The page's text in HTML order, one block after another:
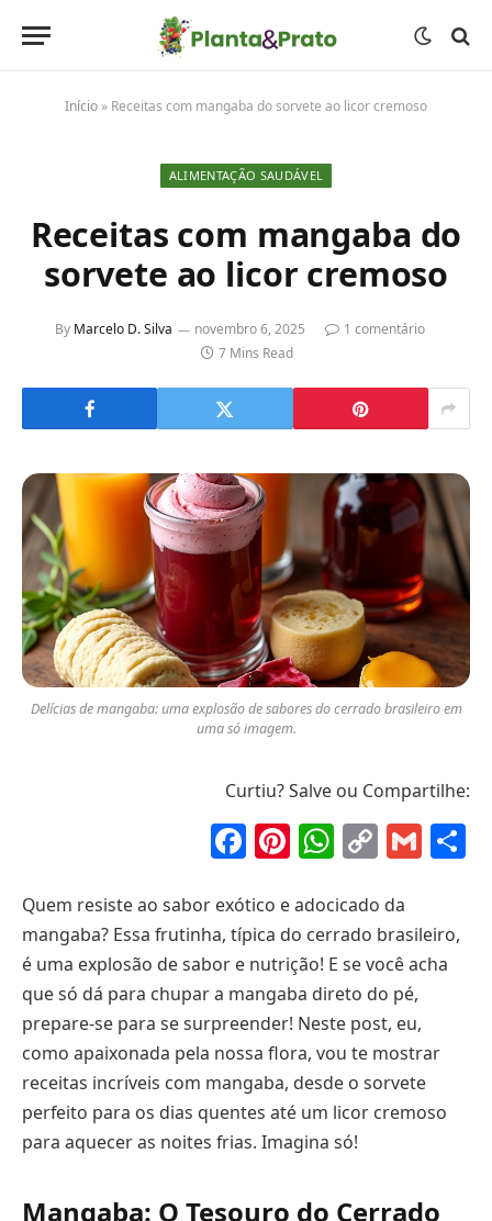
Início » Receitas com mangaba do sorvete ao licor cremoso
ALIMENTAÇÃO SAUDÁVEL
Receitas com mangaba do
sorvete ao licor cremoso
By Marcelo D. Silva novembro 6, 2025
1 comentário
7 Mins Read
Delícias de mangaba: uma explosão de sabores do cerrado brasileiro em
uma só imagem.
Curtiu? Salve ou Compartilhe:
Facebook
Pinterest
Copy
Quem resiste ao sabor exótico e adocicado da
mangaba? Essa frutinha, típica do cerrado brasileiro,
é uma explosão de sabor e nutrição! E se você acha
que só dá para chupar a mangaba direto do pé,
prepare-se para se surpreender! Neste post, eu,
como apaixonada pela nossa flora, vou te mostrar
receitas incríveis com mangaba, desde o sorvete
perfeito para os dias quentes até um licor cremoso
para aquecer as noites frias. Imagina só!
Mangaba: O Tesouro do Cerrado